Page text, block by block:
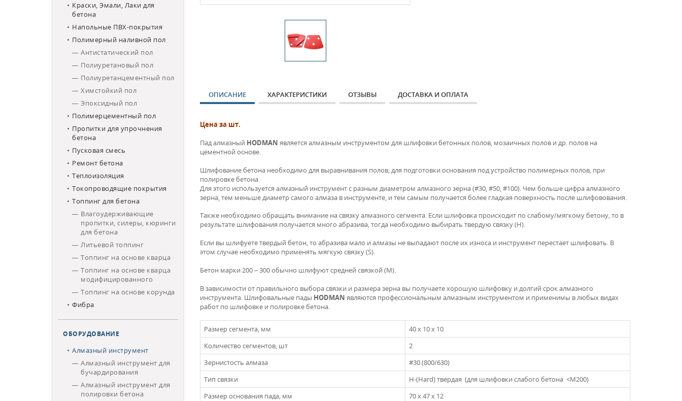
Краски, Эмали, Лаки для
бетона
Напольные ПВХ-покрытия
Полимерный наливной пол
Антистатический пол
Полиуретановый пол
Полиуретанцементный пол
Химстойкий пол
Эпоксидный пол
Полимерцементный пол
Пропитки для упрочнения
бетона
Пусковая смесь
Ремонт бетона
Теплоизоляция
Токопроводящие покрытия
Топпинг для бетона
Влагоудерживающие
пропитки, силеры, кюринги
для бетона
Литьевой топпинг
Топпинг на основе кварца
Топпинг на основе кварца
модифицированного
Топпинг на основе корунда
Фибра
ОБОРУДОВАНИЕ
Алмазный инструмент
Алмазный инструмент для
бучардирования
Алмазный инструмент для
полировки бетона
ОПИСАНИЕ ХАРАКТЕРИСТИКИ ОТЗЫВЫ ДОСТАВКА И ОПЛАТА
Цена за шт.
Пад алмазный HODMAN является алмазным инструментом для шлифовки бетонных полов, мозаичных полов и др. полов на
цементной основе.
Шлифование бетона необходимо для выравнивания полов, для подготовки основания под устройство полимерных полов, при
полировке бетона.
Для этого используется алмазный инструмент с разным диаметром алмазного зерна (#30, #50, #100). Чем больше цифра алмазного
зерна, тем меньше диаметр самого алмаза в инструменте, и тем самым получается более гладкая поверхность после шлифовования.
Также необходимо обращать внимание на связку алмазного сегмента. Если шлифовка происходит по слабому/мягкому бетону, то в
результате шлифования получается много абразива, тогда необходимо выбирать твердую связку (Н).
Если вы шлифуете твердый бетон, то абразива мало и алмазы не выпадают после их износа и инструмент перестает шлифовать. В
этом случае необходимо применять мягкую связку (S).
Бетон марки 200 – 300 обычно шлифуют средней связкой (М).
В зависимости от правильного выбора связки и размера зерна вы получаете хорошую шлифовку и долгий срок алмазного
инструмента. Шлифовальные пады HODMAN являются профессиональным алмазным инструментом и применимы в любых видах
работ по шлифовке и полировке бетона.
Размер сегмента, мм
40 х 10 х 10
Количество сегментов, шт
2
Зернистость алмаза
#30 (800/630)
Тип связки
Н-(Hard) твердая (для шлифовки слабого бетона <M200)
Размер основания пада, мм
70 х 47 х 12